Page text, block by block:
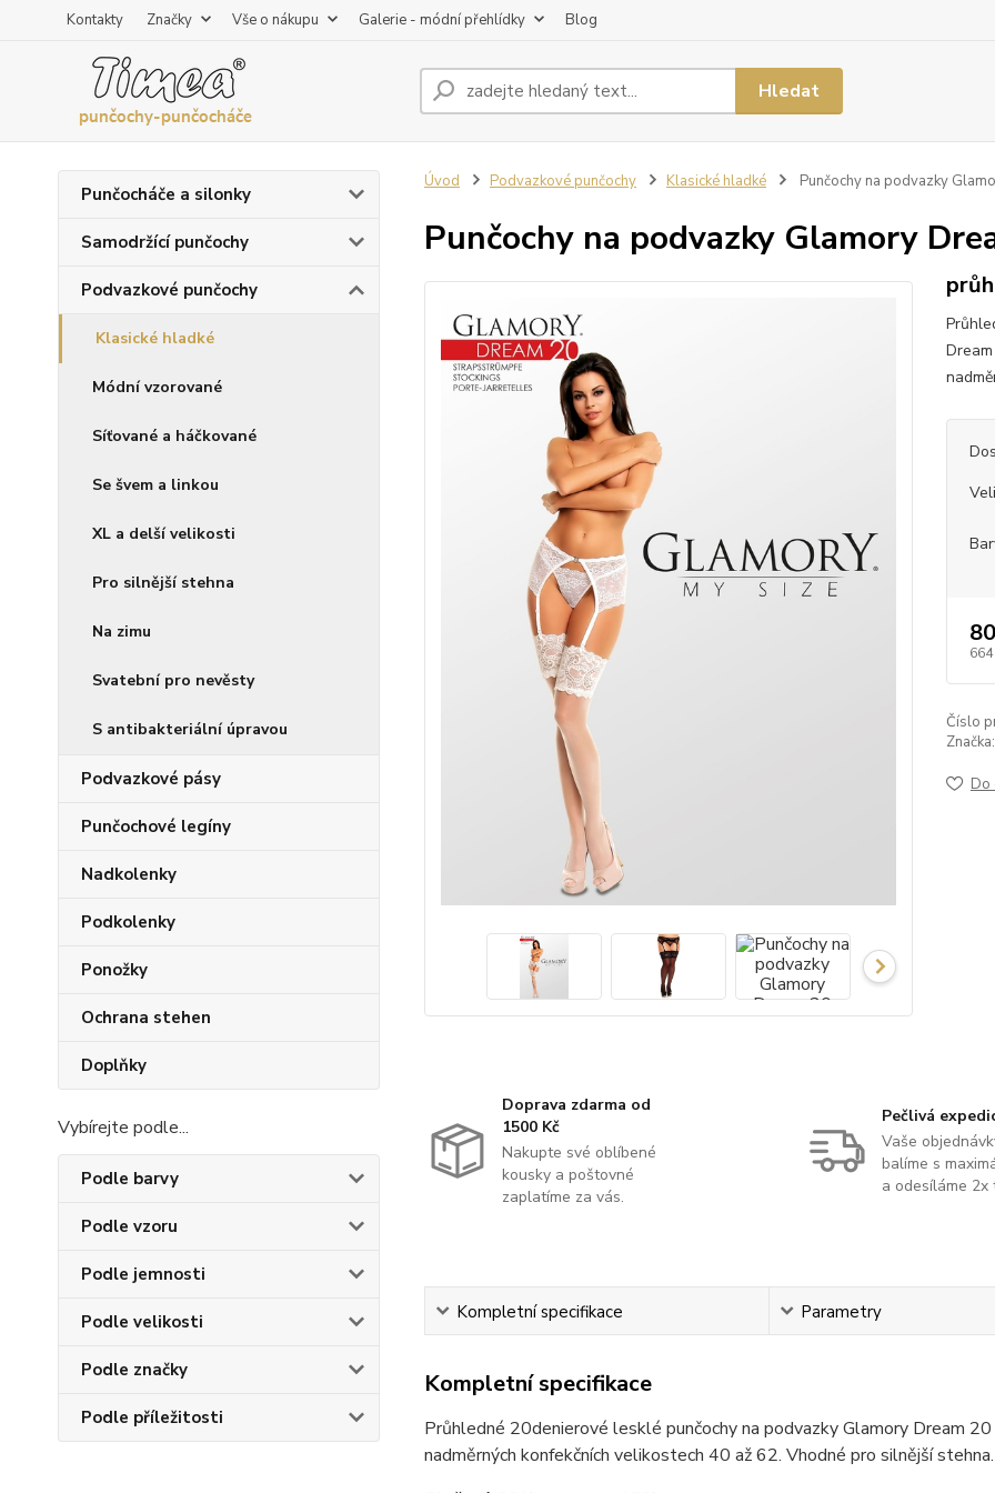
Kontakty Značky Vše o nákupu Galerie - módní přehlídky Blog
Hledat
Punčocháče a silonky
Samodržící punčochy
Podvazkové punčochy
Klasické hladké
Módní vzorované
Síťované a háčkované
Se švem a linkou
XL a delší velikosti
Pro silnější stehna
Na zimu
Svatební pro nevěsty
S antibakteriální úpravou
Podvazkové pásy
Punčochové legíny
Nadkolenky
Podkolenky
Ponožky
Ochrana stehen
Doplňky
Vybírejte podle...
Podle barvy
Podle vzoru
Podle jemnosti
Podle velikosti
Podle značky
Podle příležitosti
Úvod Podvazkové punčochy Klasické hladké Punčochy na podvazky
Punčochy na podvazky Glamory
664
Číslo
Značka:
Do
Doprava zdarma od
1500 Kč
Nakupte své oblíbené
kousky a poštovné
zaplatíme za vás.
Pečlivá
Vaše
balíme s
a odesíláme 2x
Kompletní specifikace Parametry
Kompletní specifikace
Průhledné 20denierové lesklé punčochy na podvazky Glamory Dream
nadměrných konfekčních velikostech 40 až 62. Vhodné pro silnější stehna.